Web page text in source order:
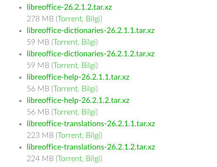
libreoffice-26.2.1.2.tar.xz
278 MB (Torrent, Bilgi)
libreoffice-dictionaries-26.2.1.1.tar.xz
59 MB (Torrent, Bilgi)
libreoffice-dictionaries-26.2.1.2.tar.xz
59 MB (Torrent, Bilgi)
libreoffice-help-26.2.1.1.tar.xz
56 MB (Torrent, Bilgi)
libreoffice-help-26.2.1.2.tar.xz
56 MB (Torrent, Bilgi)
libreoffice-translations-26.2.1.1.tar.xz
223 MB (Torrent, Bilgi)
libreoffice-translations-26.2.1.2.tar.xz
224 MB (Torrent, Bilgi)